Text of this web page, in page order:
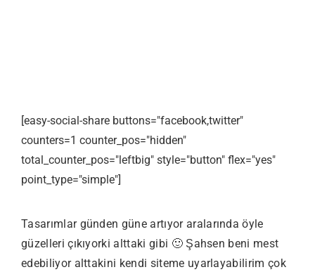
[easy-social-share buttons="facebook,twitter"
counters=1 counter_pos="hidden"
total_counter_pos="leftbig" style="button" flex="yes"
point_type="simple"]
Tasarımlar günden güne artıyor aralarında öyle
güzelleri çıkıyorki alttaki gibi 🙂 Şahsen beni mest
edebiliyor alttakini kendi siteme uyarlayabilirim çok